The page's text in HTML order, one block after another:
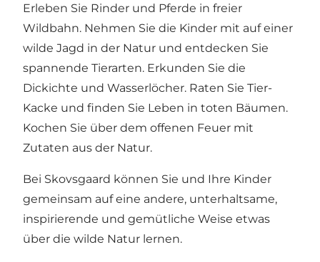
Erleben Sie Rinder und Pferde in freier
Wildbahn. Nehmen Sie die Kinder mit auf einer
wilde Jagd in der Natur und entdecken Sie
spannende Tierarten. Erkunden Sie die
Dickichte und Wasserlöcher. Raten Sie Tier-
Kacke und finden Sie Leben in toten Bäumen.
Kochen Sie über dem offenen Feuer mit
Zutaten aus der Natur.
Bei Skovsgaard können Sie und Ihre Kinder
gemeinsam auf eine andere, unterhaltsame,
inspirierende und gemütliche Weise etwas
über die wilde Natur lernen.